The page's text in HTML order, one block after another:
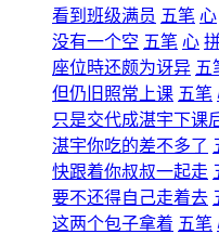
看到班级满员 五笔 心
没有一个空 五笔 心
座位時还颇为讶异 五
但仍旧照常上课 五笔
只是交代成湛宇下课
湛宇你吃的差不多了
快跟着你叔叔一起走
要不还得自己走着去
这两个包子拿着 五笔